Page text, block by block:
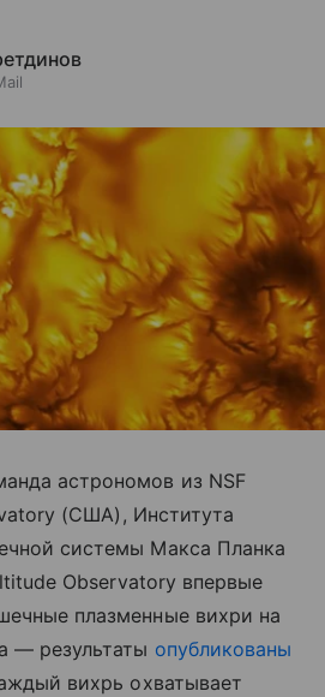
астрономов из NSF
(США), Института
системы Макса Планка
Observatory впервые
плазменные вихри на
— результаты опубликованы
вихрь охватывает